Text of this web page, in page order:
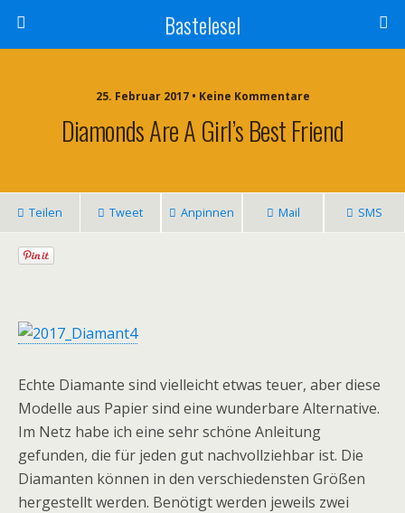
Bastelesel
25. Februar 2017 • Keine Kommentare
Diamonds Are A Girl’s Best Friend
Teilen Tweet Anpinnen Mail SMS
Echte Diamante sind vielleicht etwas teuer, aber diese
Modelle aus Papier sind eine wunderbare Alternative.
Im Netz habe ich eine sehr schöne Anleitung
gefunden, die für jeden gut nachvollziehbar ist. Die
Diamanten können in den verschiedensten Größen
hergestellt werden. Benötigt werden jeweils zwei